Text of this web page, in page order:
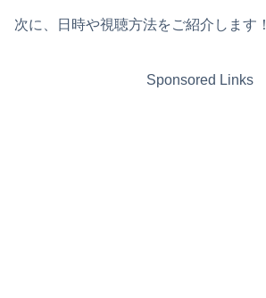
次に、日時や視聴方法をご紹介します！
Sponsored Links